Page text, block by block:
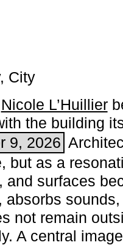
City
Nicole L’Huillier
the building
9, 2026
but as a
and surfaces
absorbs
not remain
A central